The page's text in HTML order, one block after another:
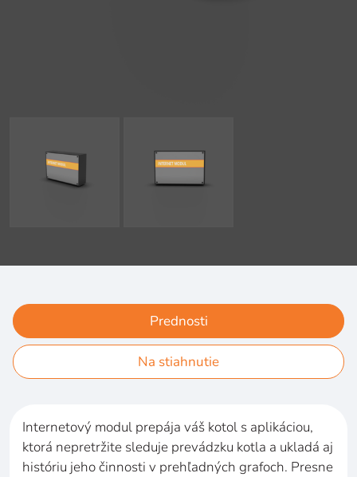
Prednosti
Na stiahnutie
Internetový modul prepája váš kotol s aplikáciou,
ktorá nepretržite sleduje prevádzku kotla a ukladá aj
históriu jeho činnosti v prehľadných grafoch. Presne